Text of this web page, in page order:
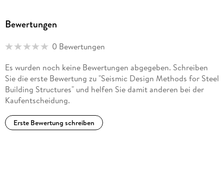
Earthquake Engineering, Analysis and Design of Steel
Bewertungen
0 Bewertungen
Es wurden noch keine Bewertungen abgegeben. Schreiben
Sie die erste Bewertung zu "Seismic Design Methods for Steel
Building Structures" und helfen Sie damit anderen bei der
Kaufentscheidung.
Erste Bewertung schreiben